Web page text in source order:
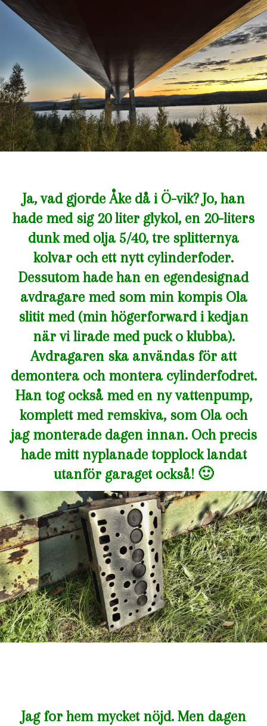
Ja, vad gjorde Åke då i Ö-vik? Jo, han
hade med sig 20 liter glykol, en 20-liters
dunk med olja 5/40, tre splitternya
kolvar och ett nytt cylinderfoder.
Dessutom hade han en egendesignad
avdragare med som min kompis Ola
slitit med (min högerforward i kedjan
när vi lirade med puck o klubba).
Avdragaren ska användas för att
demontera och montera cylinderfodret.
Han tog också med en ny vattenpump,
komplett med remskiva, som Ola och
jag monterade dagen innan. Och precis
hade mitt nyplanade topplock landat
utanför garaget också! 🙂
Jag for hem mycket nöjd. Men dagen